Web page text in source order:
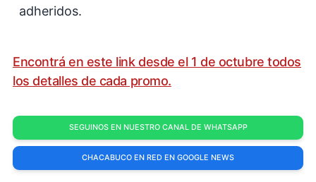
adheridos.
Encontrá en este link desde el 1 de octubre todos
los detalles de cada promo.
SEGUINOS EN NUESTRO CANAL DE WHATSAPP
CHACABUCO EN RED EN GOOGLE NEWS